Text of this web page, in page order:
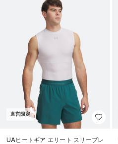
直営限定
UAヒートギア エリート スリーブレ